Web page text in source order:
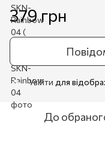
379 грн
% Увійти для
До